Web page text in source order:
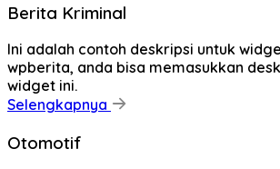
Berita Kriminal
Ini adalah contoh deskripsi untuk
wpberita, anda bisa memasukkan
widget ini.
Selengkapnya
Otomotif